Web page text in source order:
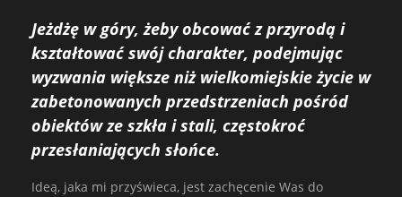
Jeżdżę w góry, żeby obcować z przyrodą i
kształtować swój charakter, podejmując
wyzwania większe niż wielkomiejskie życie w
zabetonowanych przedstrzeniach pośród
obiektów ze szkła i stali, częstokroć
przesłaniających słońce.
Ideą, jaka mi przyświeca, jest zachęcenie Was do